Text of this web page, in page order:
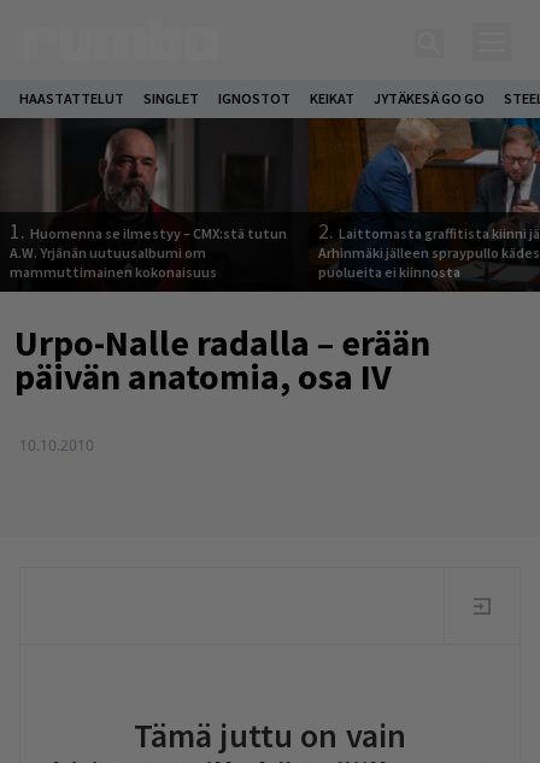
HAASTATTELUT SINGLET IGNOSTOT KEIKAT JYTÄKESÄ GO GO
1. Huomenna se ilmestyy – CMX:stä tutun
A.W. Yrjänän uutuusalbumi om
mammuttimainen kokonaisuus
2. Laittomasta graffitista kiinni
Arhinmäki jälleen spraypullo
puolueita ei kiinnosta
Urpo-Nalle radalla – erään
päivän anatomia, osa IV
10.10.2010